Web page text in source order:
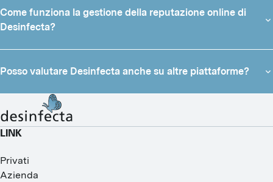
Come funziona la gestione della reputazione online di
Desinfecta?
Posso valutare Desinfecta anche su altre piattaforme?
LINK
Privati
Azienda